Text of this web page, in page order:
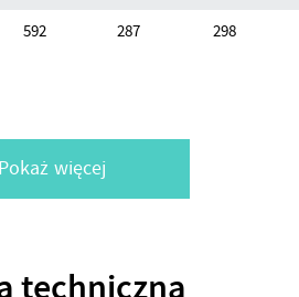
592 287 298
Pokaż więcej
techniczna